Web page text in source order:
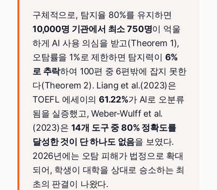
구체적으로, 탐지율 80%를 유지하면
10,000명 기관에서 최소 750명이 억울
하게 AI 사용 의심을 받고(Theorem 1),
오탐률을 1%로 제한하면 탐지력이 6%
로 추락하여 100편 중 6편밖에 잡지 못한
다(Theorem 2). Liang et al.(2023)은
TOEFL 에세이의61.22%가 AI로 오분류
됨을 실증했고, Weber-Wulff et al.
(2023)은 14개 도구 중 80% 정확도를
달성한 것이 단 하나도 없음을 보였다.
2026년에는 오탐 피해가 법정으로 확대
되어, 학생이 대학을 상대로 승소하는 최
초의 판결이 나왔다.